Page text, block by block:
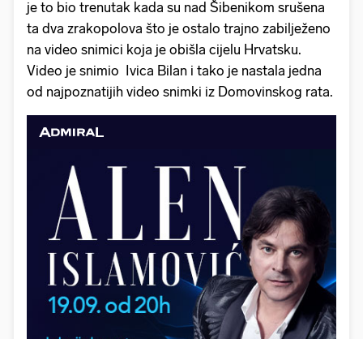
je to bio trenutak kada su nad Šibenikom srušena
ta dva zrakopolova što je ostalo trajno zabilježeno
na video snimici koja je obišla cijelu Hrvatsku.
Video je snimio Ivica Bilan i tako je nastala jedna
od najpoznatijih video snimki iz Domovinskog rata.